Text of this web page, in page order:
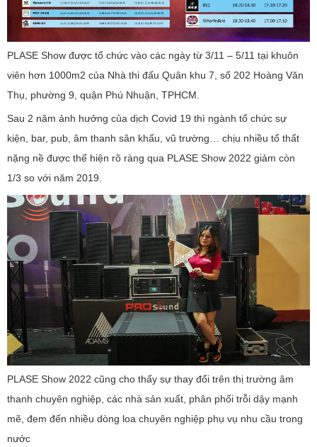
PLASE Show được tổ chức vào các ngày từ 3/11 – 5/11 tại khuôn
viên hơn 1000m2 của Nhà thi đấu Quân khu 7, số 202 Hoàng Văn
Thụ, phường 9, quận Phú Nhuận, TPHCM.
Sau 2 năm ảnh hưởng của dịch Covid 19 thì ngành tổ chức sự
kiện, bar, pub, âm thanh sân khấu, vũ trường… chịu nhiều tổ thất
nặng nề được thể hiện rõ ràng qua PLASE Show 2022 giảm còn
1/3 so với năm 2019.
PLASE Show 2022 cũng cho thấy sự thay đổi trên thị trường âm
thanh chuyên nghiệp, các nhà sản xuất, phân phối trỗi dậy mạnh
mẽ, đem đến nhiều dòng loa chuyên nghiệp phụ vụ nhu cầu trong
nước